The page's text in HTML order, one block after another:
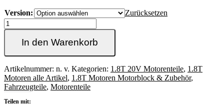
Version:
Zurücksetzen
1.8T
20VT
Mahle
Set
ver.
ausführungen
komplett
für
alle
In den Warenkorb
Artikelnummer: n. v. Kategorien: 1.8T 20V Motorenteile, 1.8T
Motoren alle Artikel, 1.8T Motoren Motorblock & Zubehör,
Fahrzeugteile, Motorenteile
Teilen mit: